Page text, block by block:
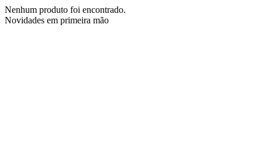
Nenhum produto foi encontrado.
Novidades em primeira mão